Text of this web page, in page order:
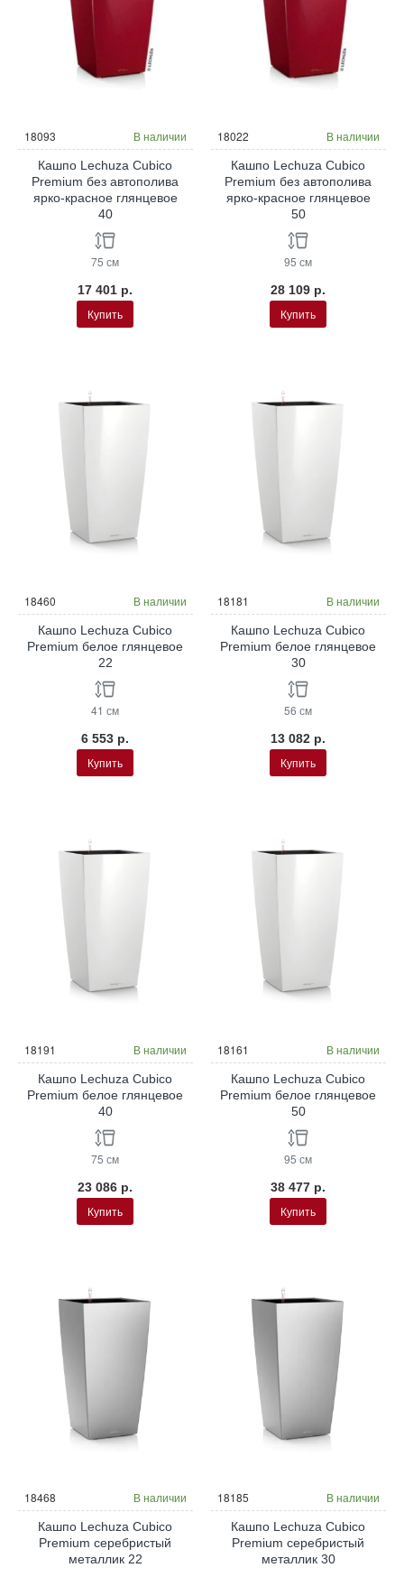
18093 В наличии
Кашпо Lechuza Cubico
Premium без автополива
ярко-красное глянцевое
40
75 см
17 401 р.
Купить
18022 В наличии
Кашпо Lechuza Cubico
Premium без автополива
ярко-красное глянцевое
50
95 см
28 109 р.
Купить
18460 В наличии
Кашпо Lechuza Cubico
Premium белое глянцевое
22
41 см
6 553 р.
Купить
18181 В наличии
Кашпо Lechuza Cubico
Premium белое глянцевое
30
56 см
13 082 р.
Купить
18191 В наличии
Кашпо Lechuza Cubico
Premium белое глянцевое
40
75 см
23 086 р.
Купить
18161 В наличии
Кашпо Lechuza Cubico
Premium белое глянцевое
50
95 см
38 477 р.
Купить
18468 В наличии
Кашпо Lechuza Cubico
Premium серебристый
металлик 22
18185 В наличии
Кашпо Lechuza Cubico
Premium серебристый
металлик 30